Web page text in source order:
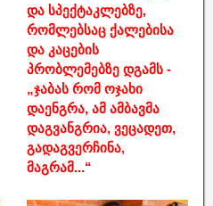
და სპექტაკლებზე,
რომლებსაც ქალებისა
და კაცების
პრობლემებზე დგამს -
„ჯაბას რომ ოჯახი
დაენგრა, ამ ამბავმა
დაგვანგრია, ვეცადეთ,
გადაგვერჩინა,
მაგრამ...“